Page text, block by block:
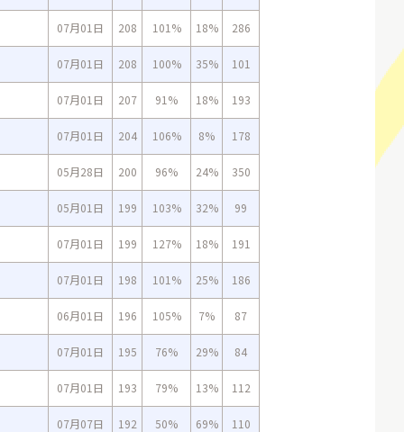
07月01日 208 101% 18% 286
07月01日 208 100% 35% 101
07月01日 207 91% 18% 193
07月01日 204 106% 8% 178
05月28日 200 96% 24% 350
05月01日 199 103% 32% 99
07月01日 199 127% 18% 191
07月01日 198 101% 25% 186
06月01日 196 105% 7% 87
07月01日 195 76% 29% 84
07月01日 193 79% 13% 112
07月07日 192 50% 69% 110